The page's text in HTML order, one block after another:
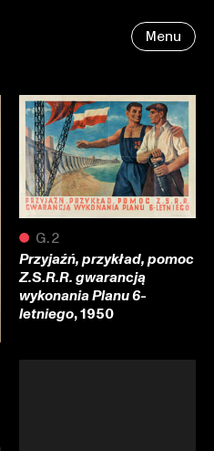
Menu
● G.2
Przyjaźń, przykład, pomoc
Z.S.R.R. gwarancją
wykonania Planu 6-
letniego, 1950